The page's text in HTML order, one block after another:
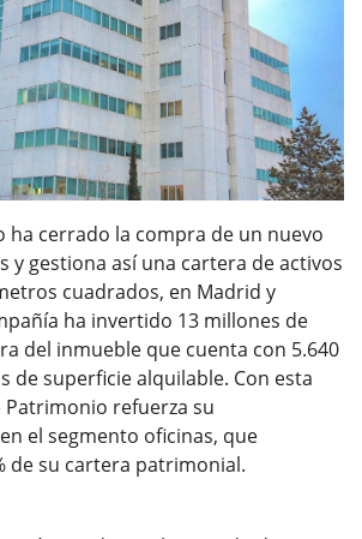
ha cerrado la compra de un nuevo
y gestiona así una cartera de activos
cuadrados, en Madrid y
ha invertido 13 millones de
del inmueble que cuenta con 5.640
de superficie alquilable. Con esta
Patrimonio refuerza su
el segmento oficinas, que
de su cartera patrimonial.